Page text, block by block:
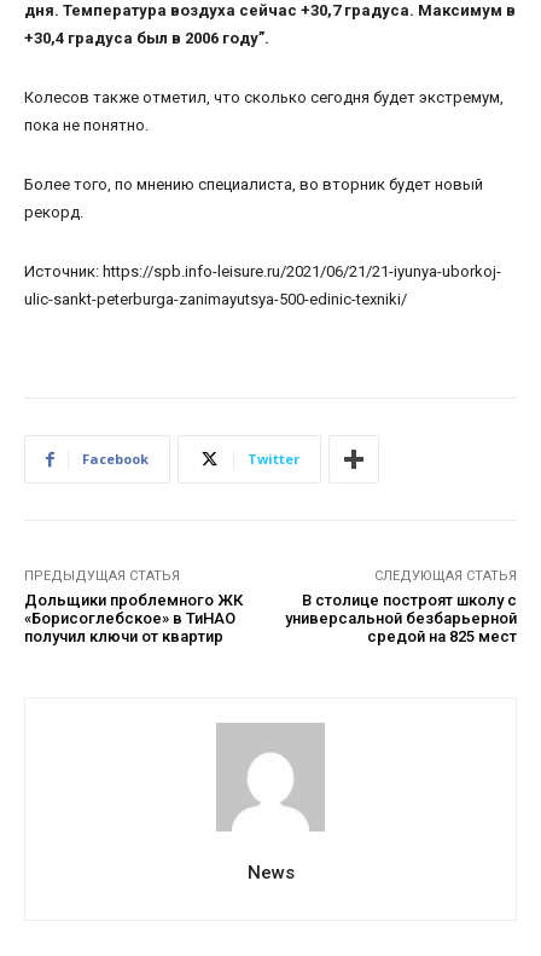
дня. Температура воздуха сейчас +30,7 градуса. Максимум в
+30,4 градуса был в 2006 году”.
Колесов также отметил, что сколько сегодня будет экстремум,
пока не понятно.
Более того, по мнению специалиста, во вторник будет новый
рекорд.
Источник: https://spb.info-leisure.ru/2021/06/21/21-iyunya-uborkoj-
ulic-sankt-peterburga-zanimayutsya-500-edinic-texniki/
Facebook Twitter
ПРЕДЫДУЩАЯ СТАТЬЯ
Дольщики проблемного ЖК
«Борисоглебское» в ТиНАО
получил ключи от квартир
СЛЕДУЮЩАЯ СТАТЬЯ
В столице построят школу с
универсальной безбарьерной
средой на 825 мест
News